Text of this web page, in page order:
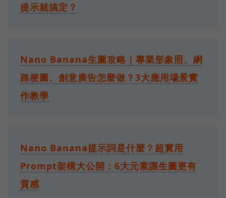
提示就搞定？
Nano Banana生圖攻略｜專業形象照、網
路梗圖、創意廣告怎麼做？3大應用場景實
作教學
Nano Banana提示詞是什麼？超實用
Prompt架構大公開：6大元素讓生圖更有
質感